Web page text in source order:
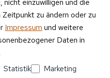
einzuwilligen und die
zu ändern oder zu
Impressum und weitere
Daten in
Statistik Marketing